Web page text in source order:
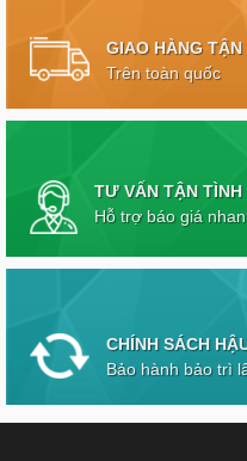
GIAO HÀNG TẬN
Trên toàn quốc
TƯ VẤN TẬN TÌNH
Hỗ trợ báo giá
CHÍNH SÁCH
Bảo hành bảo trì